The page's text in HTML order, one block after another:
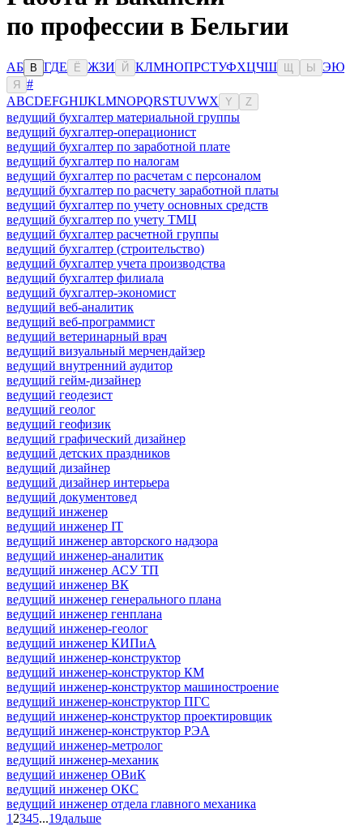
по профессии в Бельгии
АБ В ГДЕ Ё ЖЗИ Й КЛМНОПРСТУФХЦЧШ Ы ЭЮ
Я
#
ABCDEFGHIJKLMNOPQRSTUVWX Y Z
ведущий бухгалтер материальной группы
ведущий бухгалтер-операционист
ведущий бухгалтер по заработной плате
ведущий бухгалтер по налогам
ведущий бухгалтер по расчетам с персоналом
ведущий бухгалтер по расчету заработной платы
ведущий бухгалтер по учету основных средств
ведущий бухгалтер по учету ТМЦ
ведущий бухгалтер расчетной группы
ведущий бухгалтер (строительство)
ведущий бухгалтер учета производства
ведущий бухгалтер филиала
ведущий бухгалтер-экономист
ведущий веб-аналитик
ведущий веб-программист
ведущий ветеринарный врач
ведущий визуальный мерчендайзер
ведущий внутренний аудитор
ведущий гейм-дизайнер
ведущий геодезист
ведущий геолог
ведущий геофизик
ведущий графический дизайнер
ведущий детских праздников
ведущий дизайнер
ведущий дизайнер интерьера
ведущий документовед
ведущий инженер
ведущий инженер IT
ведущий инженер авторского надзора
ведущий инженер-аналитик
ведущий инженер АСУ ТП
ведущий инженер ВК
ведущий инженер генерального плана
ведущий инженер генплана
ведущий инженер-геолог
ведущий инженер КИПиА
ведущий инженер-конструктор
ведущий инженер-конструктор КМ
ведущий инженер-конструктор машиностроение
ведущий инженер-конструктор ПГС
ведущий инженер-конструктор проектировщик
ведущий инженер-конструктор РЭА
ведущий инженер-метролог
ведущий инженер-механик
ведущий инженер ОВиК
ведущий инженер ОКС
ведущий инженер отдела главного механика
1 2345...19дальше